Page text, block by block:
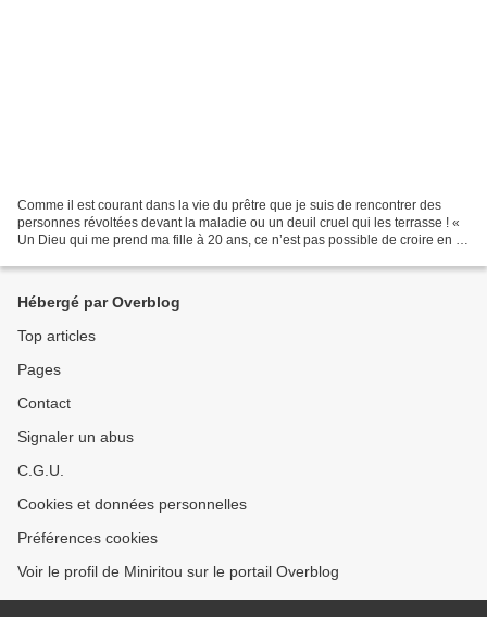
Comme il est courant dans la vie du prêtre que je suis de rencontrer des
personnes révoltées devant la maladie ou un deuil cruel qui les terrasse ! «
Un Dieu qui me prend ma fille à 20 ans, ce n’est pas possible de croire en lui
Hébergé par Overblog
Top articles
Pages
Contact
Signaler un abus
C.G.U.
Cookies et données personnelles
Préférences cookies
Voir le profil de Miniritou sur le portail Overblog